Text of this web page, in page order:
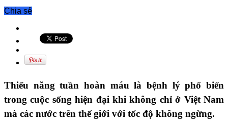
Chia sẻ
Thiểu năng tuần hoàn máu là bệnh lý phổ biến
trong cuộc sống hiện đại khi không chỉ ở Việt Nam
mà các nước trên thế giới với tốc độ không ngừng.